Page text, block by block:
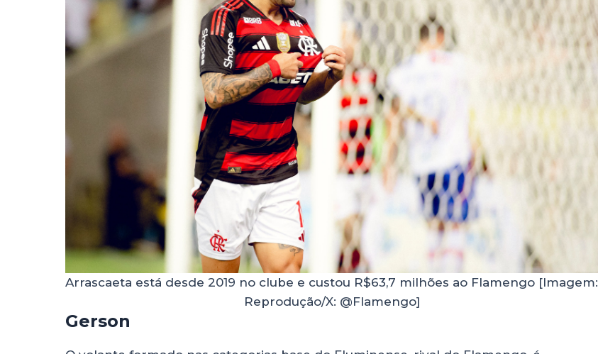
Arrascaeta está desde 2019 no clube e custou R$63,7 milhões ao Flamengo [Imagem:
Reprodução/X: @Flamengo]
Gerson